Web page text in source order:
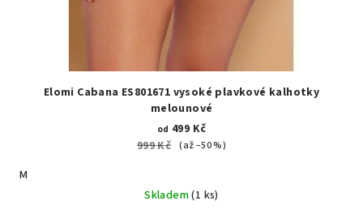
Elomi Cabana ES801671 vysoké plavkové kalhotky
melounové
od 499 Kč
999 Kč (až –50 %)
M
Skladem(1 ks)